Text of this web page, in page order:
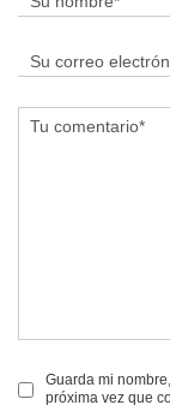
Guarda mi
próxima vez que